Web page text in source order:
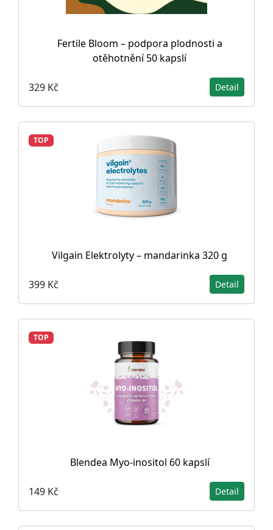
Fertile Bloom – podpora plodnosti a
otěhotnění 50 kapslí
329 Kč Detail
TOP
Vilgain Elektrolyty – mandarinka 320 g
399 Kč Detail
TOP
Blendea Myo-inositol 60 kapslí
149 Kč Detail